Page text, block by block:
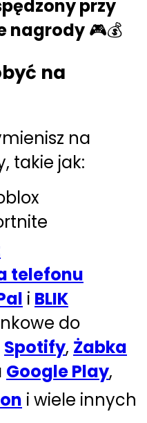
przy
nagrody 🎮💰
na
na
takie jak:
telefonu
i BLIK
do
Spotify, Żabka
Google Play,
i wiele innych